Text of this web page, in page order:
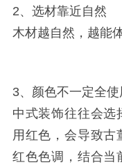
2、选材靠近自然
木材越自然，越能
3、颜色不一定全
中式装饰往往会选
用红色，会导致古
红色色调，结合当